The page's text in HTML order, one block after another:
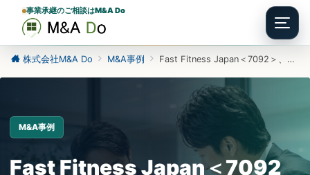
Menu
事業承継のご相談はM&A Do
株式会社M&A Do M&A事例 Fast Fitness Japan＜7092＞、ドイツで「エニタイムフィットネス」のフランチャイズ権保有のオランダEighty 8を子会社化
M&A事例
Fast Fitness Japan＜7092